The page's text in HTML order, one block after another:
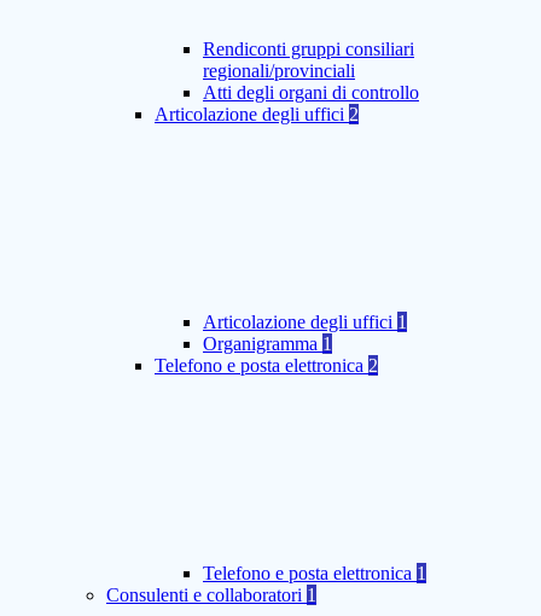
Rendiconti gruppi consiliari
regionali/provinciali
Atti degli organi di controllo
Articolazione degli uffici 2
Articolazione degli uffici 1
Organigramma 1
Telefono e posta elettronica 2
Telefono e posta elettronica 1
Consulenti e collaboratori 1